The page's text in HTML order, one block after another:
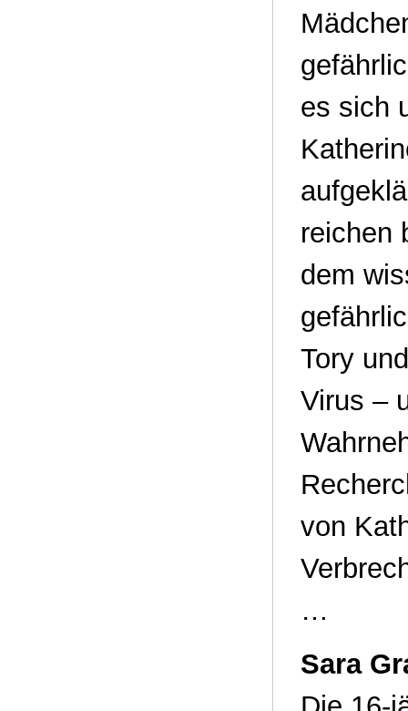
es sich
reichen
dem
Tory
Virus –
von
…
Sara